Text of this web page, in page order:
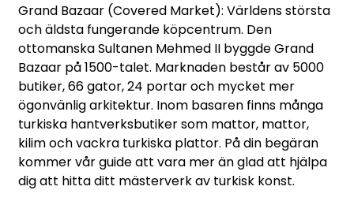
Grand Bazaar (Covered Market): Världens största
och äldsta fungerande köpcentrum. Den
ottomanska Sultanen Mehmed II byggde Grand
Bazaar på 1500-talet. Marknaden består av 5000
butiker, 66 gator, 24 portar och mycket mer
ögonvänlig arkitektur. Inom basaren finns många
turkiska hantverksbutiker som mattor, mattor,
kilim och vackra turkiska plattor. På din begäran
kommer vår guide att vara mer än glad att hjälpa
dig att hitta ditt mästerverk av turkisk konst.